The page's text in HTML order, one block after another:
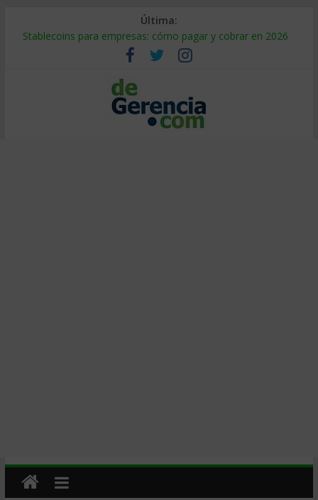
Última:
Stablecoins para empresas: cómo pagar y cobrar en 2026
Despido silencioso: qué es y por qué sale tan caro
IA en selección de personal: cómo auditarla a tiempo
Trabajo forzoso en la cadena de suministro: qué hacer
Mercado hispano de EE. UU.: cómo segmentarlo y venderle